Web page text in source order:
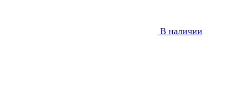
В наличии